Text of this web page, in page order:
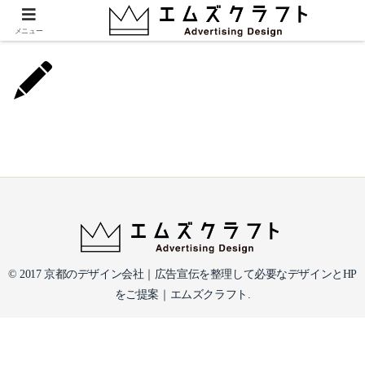
Icon_1-3.png
© 2017 京都のデザイン会社｜広告宣伝を整理して必要なデザインとHP
をご提案｜エムズクラフト.
メニュー